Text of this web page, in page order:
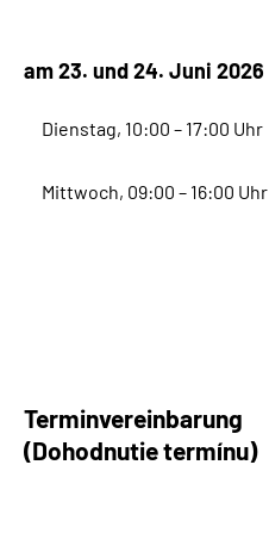
am 23. und 24. Juni 2026
Dienstag, 10:00 – 17:00 Uhr
Mittwoch, 09:00 – 16:00 Uhr
Terminvereinbarung
(Dohodnutie termínu)